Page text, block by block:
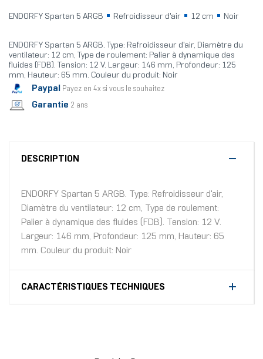
ENDORFY Spartan 5 ARGB Refroidisseur d'air 12 cm Noir
ENDORFY Spartan 5 ARGB. Type: Refroidisseur d'air, Diamètre du
ventilateur: 12 cm, Type de roulement: Palier à dynamique des
fluides (FDB). Tension: 12 V. Largeur: 146 mm, Profondeur: 125
mm, Hauteur: 65 mm. Couleur du produit: Noir
Paypal Payez en 4x si vous le souhaitez
Garantie 2 ans
DESCRIPTION
ENDORFY Spartan 5 ARGB. Type: Refroidisseur d'air,
Diamètre du ventilateur: 12 cm, Type de roulement:
Palier à dynamique des fluides (FDB). Tension: 12 V.
Largeur: 146 mm, Profondeur: 125 mm, Hauteur: 65
mm. Couleur du produit: Noir
CARACTÉRISTIQUES TECHNIQUES